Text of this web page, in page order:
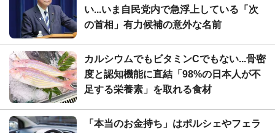
い...いま自民党内で急浮上している「次
の首相」有力候補の意外な名前
カルシウムでもビタミンCでもない...骨密
度と認知機能に直結「98%の日本人が不
足する栄養素」を取れる食材
「本当のお金持ち」はポルシェやフェラ